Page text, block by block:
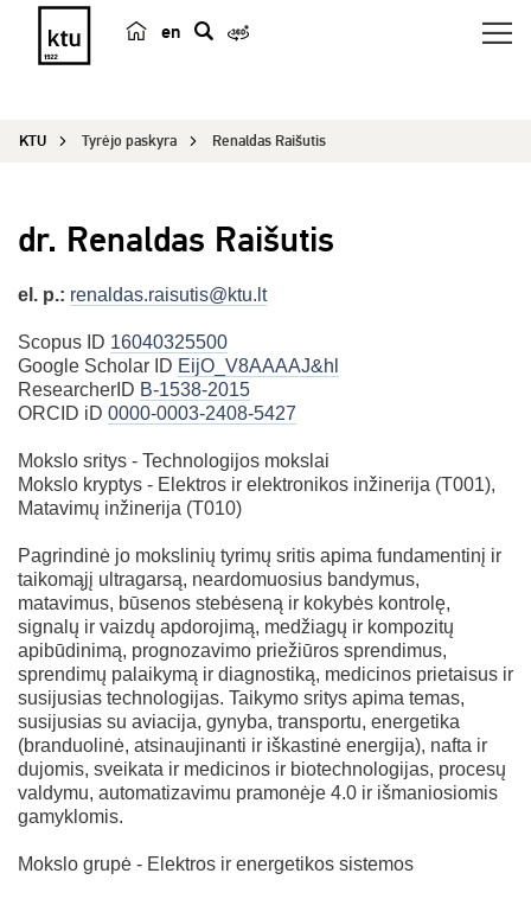
en
e
a
KTU Tyrėjo paskyra Renaldas Raišutis
dr. Renaldas Raišutis
el. p.: renaldas.raisutis@ktu.lt
Scopus ID 16040325500
Google Scholar ID EijO_V8AAAAJ&hl
ResearcherID B-1538-2015
ORCID iD 0000-0003-2408-5427
Mokslo sritys - Technologijos mokslai
Mokslo kryptys - Elektros ir elektronikos inžinerija (T001),
Matavimų inžinerija (T010)
Pagrindinė jo mokslinių tyrimų sritis apima fundamentinį ir
taikomąjį ultragarsą, neardomuosius bandymus,
matavimus, būsenos stebėseną ir kokybės kontrolę,
signalų ir vaizdų apdorojimą, medžiagų ir kompozitų
apibūdinimą, prognozavimo priežiūros sprendimus,
sprendimų palaikymą ir diagnostiką, medicinos prietaisus ir
susijusias technologijas. Taikymo sritys apima temas,
susijusias su aviacija, gynyba, transportu, energetika
(branduolinė, atsinaujinanti ir iškastinė energija), nafta ir
dujomis, sveikata ir medicinos ir biotechnologijas, procesų
valdymu, automatizavimu pramonėje 4.0 ir išmaniosiomis
gamyklomis.
Mokslo grupė - Elektros ir energetikos sistemos